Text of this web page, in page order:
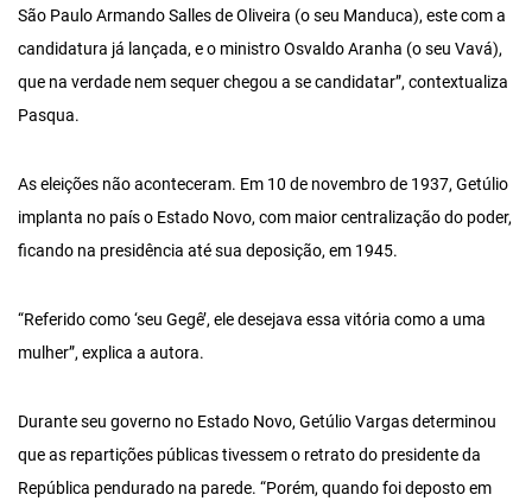
São Paulo Armando Salles de Oliveira (o seu Manduca), este com a
candidatura já lançada, e o ministro Osvaldo Aranha (o seu Vavá),
que na verdade nem sequer chegou a se candidatar”, contextualiza
Pasqua.
As eleições não aconteceram. Em 10 de novembro de 1937, Getúlio
implanta no país o Estado Novo, com maior centralização do poder,
ficando na presidência até sua deposição, em 1945.
“Referido como ‘seu Gegê’, ele desejava essa vitória como a uma
mulher”, explica a autora.
Durante seu governo no Estado Novo, Getúlio Vargas determinou
que as repartições públicas tivessem o retrato do presidente da
República pendurado na parede. “Porém, quando foi deposto em